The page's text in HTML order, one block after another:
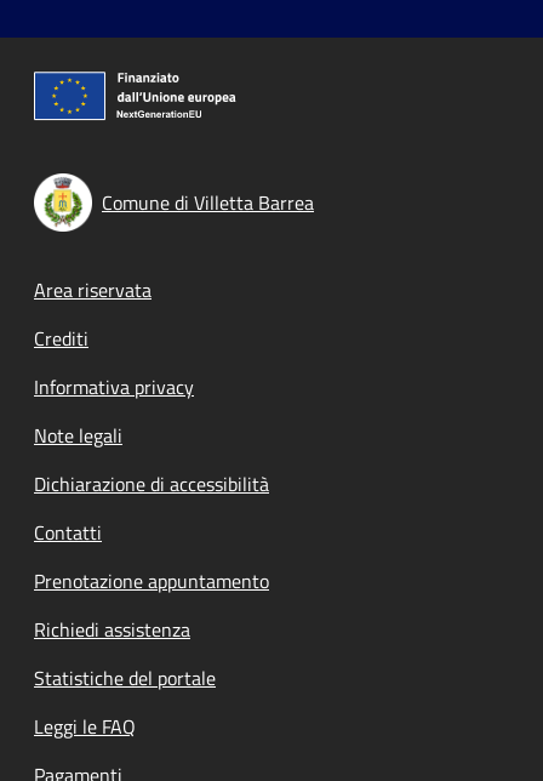
Comune di Villetta Barrea
Footer menu
Area riservata
Crediti
Informativa privacy
Note legali
Dichiarazione di accessibilità
Contatti
Prenotazione appuntamento
Richiedi assistenza
Statistiche del portale
Leggi le FAQ
Pagamenti